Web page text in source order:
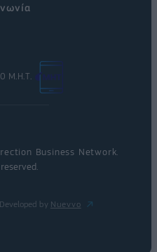
Μ.Η.Τ.
Business Network
Developed by Nuevvo